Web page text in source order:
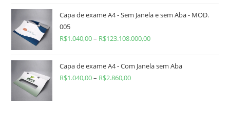
Capa de exame A4 - Sem Janela e sem Aba - MOD.
005
R$1.040,00– R$123.108.000,00
Capa de exame A4 - Com Janela sem Aba
R$1.040,00– R$2.860,00